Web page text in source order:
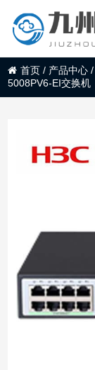
首页 / 产品中心 /
5008PV6-EI交换机